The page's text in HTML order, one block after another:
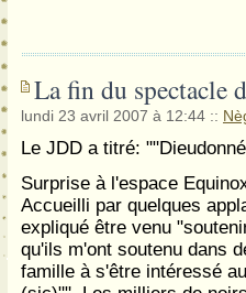
La fin du spectacle
lundi 23 avril 2007 à 12:44 ::
Le JDD a titré:
Surprise à l'espace
Accueilli par quelques
expliqué être venu
qu'ils m'ont soutenu dans
famille à s'être intéressé